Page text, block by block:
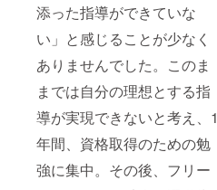
添った指導ができていな
い」と感じることが少なく
ありませんでした。このま
までは自分の理想とする指
導が実現できないと考え、1
年間、資格取得のための勉
強に集中。その後、フリー